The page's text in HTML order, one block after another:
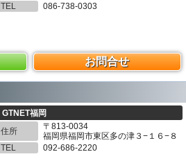
TEL
086-738-0303
お問合せ
GTNET福岡
住所
〒813-0034
福岡県福岡市東区多の津３−１６−８
TEL
092-686-2220